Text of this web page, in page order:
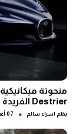
منحوتة
Destrier الفريدة
بقلم اسراء سالم ● 07 أغسطس 2026